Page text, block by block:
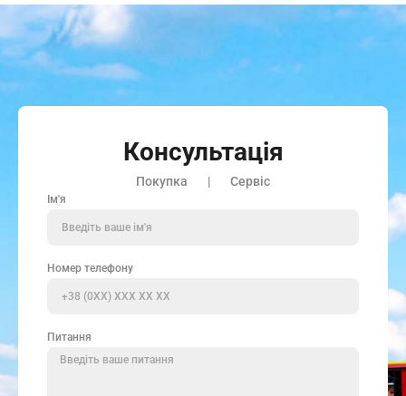
Консультація
Покупка | Сервіс
Ім'я
Номер телефону
Питання